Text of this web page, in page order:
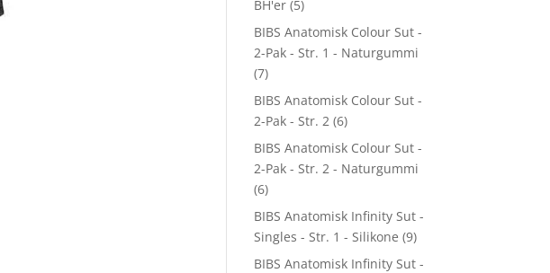
BH'er (5)
BIBS Anatomisk Colour Sut -
2-Pak - Str. 1 - Naturgummi
(7)
BIBS Anatomisk Colour Sut -
2-Pak - Str. 2 (6)
BIBS Anatomisk Colour Sut -
2-Pak - Str. 2 - Naturgummi
(6)
BIBS Anatomisk Infinity Sut -
Singles - Str. 1 - Silikone (9)
BIBS Anatomisk Infinity Sut -